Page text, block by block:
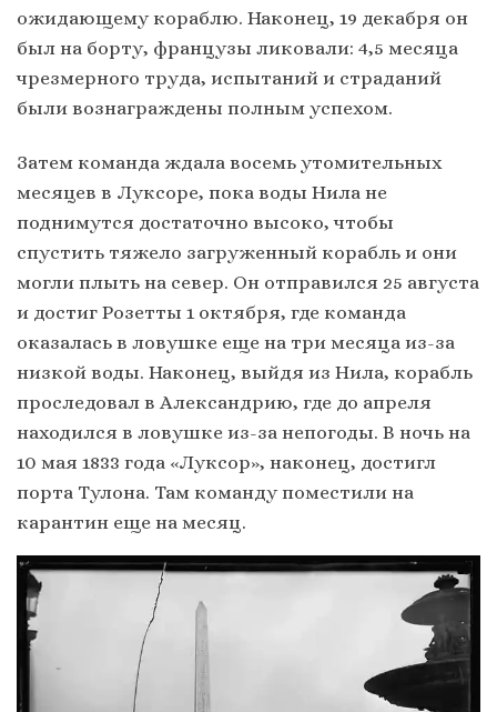
ожидающему кораблю. Наконец, 19 декабря он
был на борту, французы ликовали: 4,5 месяца
чрезмерного труда, испытаний и страданий
были вознаграждены полным успехом.
Затем команда ждала восемь утомительных
месяцев в Луксоре, пока воды Нила не
поднимутся достаточно высоко, чтобы
спустить тяжело загруженный корабль и они
могли плыть на север. Он отправился 25 августа
и достиг Розетты 1 октября, где команда
оказалась в ловушке еще на три месяца из-за
низкой воды. Наконец, выйдя из Нила, корабль
проследовал в Александрию, где до апреля
находился в ловушке из-за непогоды. В ночь на
10 мая 1833 года «Луксор», наконец, достигл
порта Тулона. Там команду поместили на
карантин еще на месяц.